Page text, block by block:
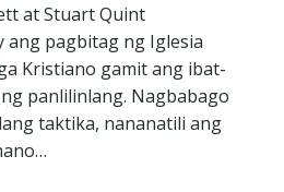
at Stuart Quint
ang pagbitag ng Iglesia
Kristiano gamit ang ibat-
panlilinlang. Nagbabago
taktika, nananatili ang